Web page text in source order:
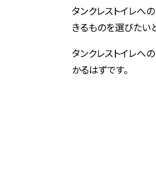
タンクレストイレへ
きるものを選びたい
タンクレストイレへ
かるはずです。